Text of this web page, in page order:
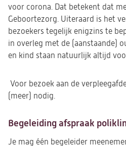
voor corona. Dat betekent dat
Geboortezorg. Uiteraard is het
bezoekers tegelijk enigzins te
in overleg met de (aanstaande)
en kind staan natuurlijk altijd
Voor bezoek aan de
(meer) nodig.
Begeleiding afspraak
Je mag één begeleider